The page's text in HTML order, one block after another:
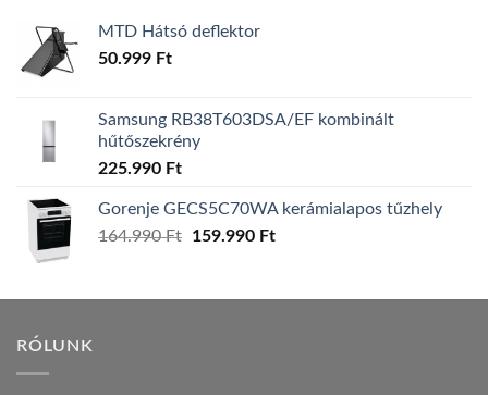
MTD Hátsó deflektor
50.999 Ft
Samsung RB38T603DSA/EF kombinált
hűtőszekrény
225.990 Ft
Gorenje GECS5C70WA kerámialapos tűzhely
164.990Ft
Original
164.990 Ft.
159.990 FtCurrent
159.990 Ft.
RÓLUNK